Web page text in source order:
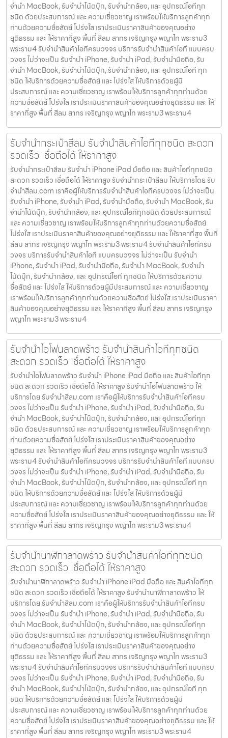
จำนำ MacBook, รับจำนำโน้ตบุ๊ก, รับจำนำกล้อง, และ อุปกรณ์ไอทีทุก
ชนิด ด้วยประสบการณ์ และ ความเชี่ยวชาญ เราพร้อมให้บริการลูกค้าทุก
ท่านด้วยความซื่อสัตย์ โปร่งใส เราประเมินราคาสินค้าของคุณอย่าง
ยุติธรรม และ ให้ราคาที่สูง พื้นที่ สีลม สาทร เจริญกรุง พญาไท พระราม3
พระราม4 รับจำนำสินค้าไอทีครบวงจร บริการรับจำนำสินค้าไอที แบบครบ
วงจร ไม่ว่าจะเป็น รับจำนำ iPhone, รับจำนำ iPad, รับจำนำมือถือ, รับ
จำนำ MacBook, รับจำนำโน้ตบุ๊ก, รับจำนำกล้อง, และ อุปกรณ์ไอที ทุก
ชนิด ให้บริการด้วยความซื่อสัตย์ และ โปร่งใส ให้บริการด้วยผู้มี
ประสบการณ์ และ ความเชี่ยวชาญ เราพร้อมให้บริการลูกค้าทุกท่านด้วย
ความซื่อสัตย์ โปร่งใส เราประเมินราคาสินค้าของคุณอย่างยุติธรรม และ ให้
ราคาที่สูง พื้นที่ สีลม สาทร เจริญกรุง พญาไท พระราม3 พระราม4
รับจำนำกระเป๋าสีลม รับจำนำสินค้าไอทีทุกชนิด สะดวก
รวดเร็ว เชื่อถือได้ ให้ราคาสูง
รับจำนำกระเป๋าสีลม รับจำนำ iPhone iPad มือถือ และ สินค้าไอทีทุกชนิด
สะดวก รวดเร็ว เชื่อถือได้ ให้ราคาสูง รับจำนำกระเป๋าสีลม ให้บริการโดย รับ
จํานําสีลม.com เราคือผู้ให้บริการรับจำนำสินค้าไอทีครบวงจร ไม่ว่าจะเป็น
รับจำนำ iPhone, รับจำนำ iPad, รับจำนำมือถือ, รับจำนำ MacBook, รับ
จำนำโน้ตบุ๊ก, รับจำนำกล้อง, และ อุปกรณ์ไอทีทุกชนิด ด้วยประสบการณ์
และ ความเชี่ยวชาญ เราพร้อมให้บริการลูกค้าทุกท่านด้วยความซื่อสัตย์
โปร่งใส เราประเมินราคาสินค้าของคุณอย่างยุติธรรม และ ให้ราคาที่สูง พื้นที่
สีลม สาทร เจริญกรุง พญาไท พระราม3 พระราม4 รับจำนำสินค้าไอทีครบ
วงจร บริการรับจำนำสินค้าไอที แบบครบวงจร ไม่ว่าจะเป็น รับจำนำ
iPhone, รับจำนำ iPad, รับจำนำมือถือ, รับจำนำ MacBook, รับจำนำ
โน้ตบุ๊ก, รับจำนำกล้อง, และ อุปกรณ์ไอที ทุกชนิด ให้บริการด้วยความ
ซื่อสัตย์ และ โปร่งใส ให้บริการด้วยผู้มีประสบการณ์ และ ความเชี่ยวชาญ
เราพร้อมให้บริการลูกค้าทุกท่านด้วยความซื่อสัตย์ โปร่งใส เราประเมินราคา
สินค้าของคุณอย่างยุติธรรม และ ให้ราคาที่สูง พื้นที่ สีลม สาทร เจริญกรุง
พญาไท พระราม3 พระราม4
รับจำนำไอโฟนลาดพร้าว รับจำนำสินค้าไอทีทุกชนิด
สะดวก รวดเร็ว เชื่อถือได้ ให้ราคาสูง
รับจำนำไอโฟนลาดพร้าว รับจำนำ iPhone iPad มือถือ และ สินค้าไอทีทุก
ชนิด สะดวก รวดเร็ว เชื่อถือได้ ให้ราคาสูง รับจำนำไอโฟนลาดพร้าว ให้
บริการโดย รับจํานําสีลม.com เราคือผู้ให้บริการรับจำนำสินค้าไอทีครบ
วงจร ไม่ว่าจะเป็น รับจำนำ iPhone, รับจำนำ iPad, รับจำนำมือถือ, รับ
จำนำ MacBook, รับจำนำโน๊ตบุ๊ก, รับจำนำกล้อง, และ อุปกรณ์ไอทีทุก
ชนิด ด้วยประสบการณ์ และ ความเชี่ยวชาญ เราพร้อมให้บริการลูกค้าทุก
ท่านด้วยความซื่อสัตย์ โปร่งใส เราประเมินราคาสินค้าของคุณอย่าง
ยุติธรรม และ ให้ราคาที่สูง พื้นที่ สีลม สาทร เจริญกรุง พญาไท พระราม3
พระราม4 รับจำนำสินค้าไอทีครบวงจร บริการรับจำนำสินค้าไอที แบบครบ
วงจร ไม่ว่าจะเป็น รับจำนำ iPhone, รับจำนำ iPad, รับจำนำมือถือ, รับ
จำนำ MacBook, รับจำนำโน๊ตบุ๊ก, รับจำนำกล้อง, และ อุปกรณ์ไอที ทุก
ชนิด ให้บริการด้วยความซื่อสัตย์ และ โปร่งใส ให้บริการด้วยผู้มี
ประสบการณ์ และ ความเชี่ยวชาญ เราพร้อมให้บริการลูกค้าทุกท่านด้วย
ความซื่อสัตย์ โปร่งใส เราประเมินราคาสินค้าของคุณอย่างยุติธรรม และ ให้
ราคาที่สูง พื้นที่ สีลม สาทร เจริญกรุง พญาไท พระราม3 พระราม4
รับจำนำนาฬิกาลาดพร้าว รับจำนำสินค้าไอทีทุกชนิด
สะดวก รวดเร็ว เชื่อถือได้ ให้ราคาสูง
รับจำนำนาฬิกาลาดพร้าว รับจำนำ iPhone iPad มือถือ และ สินค้าไอทีทุก
ชนิด สะดวก รวดเร็ว เชื่อถือได้ ให้ราคาสูง รับจำนำนาฬิกาลาดพร้าว ให้
บริการโดย รับจํานําสีลม.com เราคือผู้ให้บริการรับจำนำสินค้าไอทีครบ
วงจร ไม่ว่าจะเป็น รับจำนำ iPhone, รับจำนำ iPad, รับจำนำมือถือ, รับ
จำนำ MacBook, รับจำนำโน้ตบุ๊ก, รับจำนำกล้อง, และ อุปกรณ์ไอทีทุก
ชนิด ด้วยประสบการณ์ และ ความเชี่ยวชาญ เราพร้อมให้บริการลูกค้าทุก
ท่านด้วยความซื่อสัตย์ โปร่งใส เราประเมินราคาสินค้าของคุณอย่าง
ยุติธรรม และ ให้ราคาที่สูง พื้นที่ สีลม สาทร เจริญกรุง พญาไท พระราม3
พระราม4 รับจำนำสินค้าไอทีครบวงจร บริการรับจำนำสินค้าไอที แบบครบ
วงจร ไม่ว่าจะเป็น รับจำนำ iPhone, รับจำนำ iPad, รับจำนำมือถือ, รับ
จำนำ MacBook, รับจำนำโน้ตบุ๊ก, รับจำนำกล้อง, และ อุปกรณ์ไอที ทุก
ชนิด ให้บริการด้วยความซื่อสัตย์ และ โปร่งใส ให้บริการด้วยผู้มี
ประสบการณ์ และ ความเชี่ยวชาญ เราพร้อมให้บริการลูกค้าทุกท่านด้วย
ความซื่อสัตย์ โปร่งใส เราประเมินราคาสินค้าของคุณอย่างยุติธรรม และ ให้
ราคาที่สูง พื้นที่ สีลม สาทร เจริญกรุง พญาไท พระราม3 พระราม4